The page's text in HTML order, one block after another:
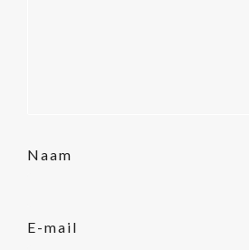
Naam
E-mail